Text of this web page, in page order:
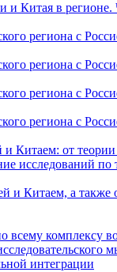
Китая в регионе.
региона с
региона с
региона с
региона с
Китаем: от теории
по
и Китаем, а также
комплексу
интеграции